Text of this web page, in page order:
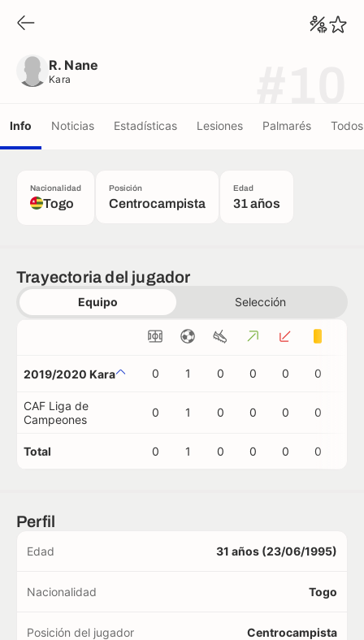
R. Nane
Kara
Info Noticias Estadísticas Lesiones Palmarés
Nacionalidad
Togo
Posición
Centrocampista
Edad
31 años
Trayectoria del jugador
Equipo Selección
2019/2020 Kara 0 1 0 0 0 0
CAF Liga de
Campeones
0 1 0 0 0 0
Total 0 1 0 0 0 0
Perfil
Edad 31 años (23/06/1995)
Nacionalidad Togo
Posición del jugador Centrocampista